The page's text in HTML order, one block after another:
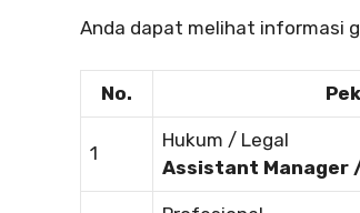
Anda dapat melihat informasi
No.
1
Hukum / Legal
Assistant Manager